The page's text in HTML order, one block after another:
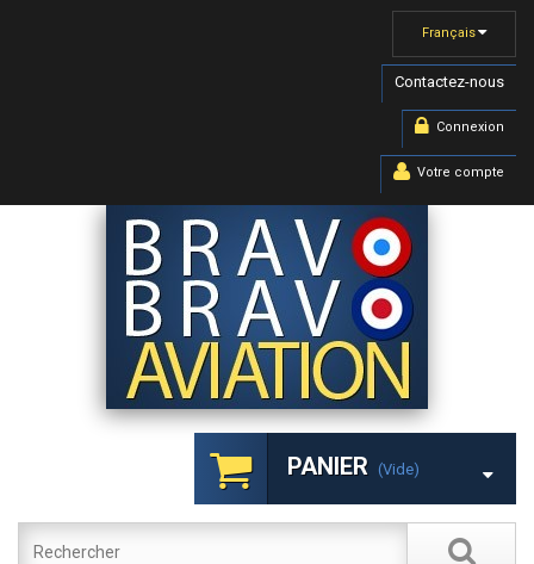
Français
Contactez-nous
Connexion
Votre compte
PANIER (vide)